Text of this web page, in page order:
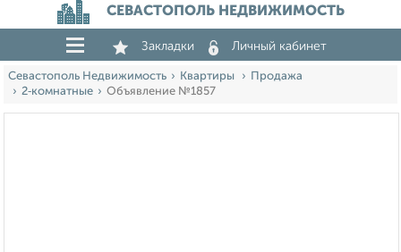
СЕВАСТОПОЛЬ НЕДВИЖИМОСТЬ
Закладки Личный кабинет
Севастополь Недвижимость Квартиры
Продажа
2‑комнатные
Объявление №1857